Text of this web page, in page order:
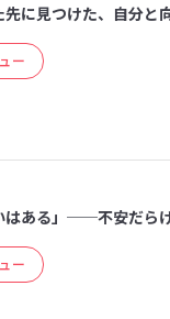
先に見つけた、自分
ー
はある」──不安だら
ー